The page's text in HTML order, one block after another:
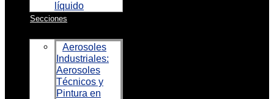
líquido
Secciones
Aerosoles
Industriales:
Aerosoles
Técnicos y
Pintura en